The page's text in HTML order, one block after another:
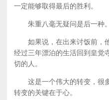
一定能够取得最后的胜利。
朱重八毫无疑问是后一种。
如果说，在出来讨饭前，
经过三年漂泊的生活回到皇觉
切的人。
这是一个伟大的转变，很多
转变的关键在于心。